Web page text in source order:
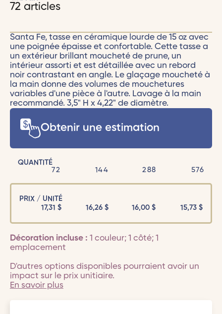
72 articles
Santa Fe, tasse en céramique lourde de 15 oz avec
une poignée épaisse et confortable. Cette tasse a
un extérieur brillant moucheté de prune, un
intérieur assorti et est détaillée avec un rebord
noir contrastant en angle. Le glaçage moucheté à
la main donne des volumes de mouchetures
variables d'une pièce à l'autre. Lavage à la main
recommandé. 3,5" H x 4,22" de diamètre.
Obtenir une estimation
QUANTITÉ
72
144 288 576
PRIX / UNITÉ
17,31 $ 16,26$ 16,00$ 15,73$
Décoration incluse : 1 couleur; 1 côté; 1
emplacement
D'autres options disponibles pourraient avoir un
impact sur le prix unitiaire.
En savoir plus